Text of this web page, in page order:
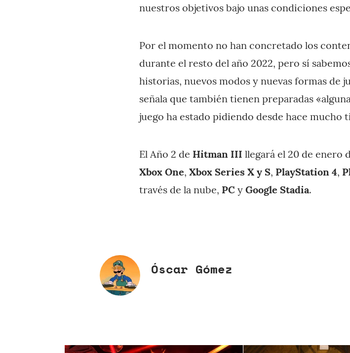
nuestros objetivos bajo unas condiciones
Por el momento no han concretado los
durante el resto del año 2022, pero sí
historias, nuevos modos y nuevas formas de
señala que también tienen preparadas
juego ha estado pidiendo desde hace
El Año 2 de Hitman III llegará el 20 de enero
Xbox One, Xbox Series X y S, PlayStation 4,
través de la nube, PC y Google Stadia.
Óscar Gómez